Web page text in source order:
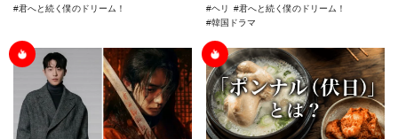
君へと続く僕のドリーム！
ヘリ
君へと続く僕のドリーム！
韓国ドラマ